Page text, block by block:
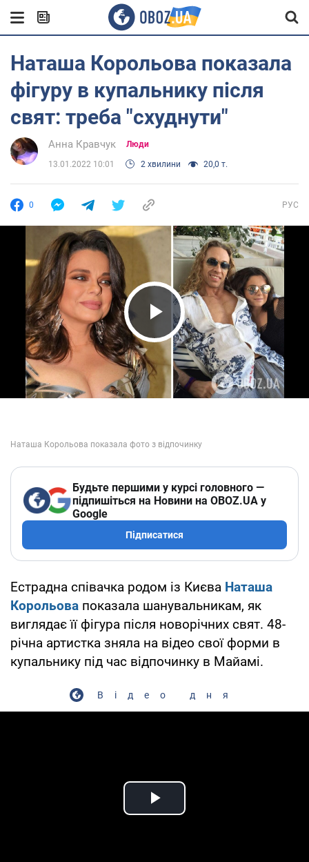
Наташа Корольова показала
фігуру в купальнику після
свят: треба "схуднути"
Анна Кравчук Люди
13.01.2022 10:01 2 хвилини 20,0 т.
0 РУС
Play Video
Будьте першими у курсі головного —
підпишіться на Новини на OBOZ.UA у
Google
Підписатися
Естрадна співачка родом із Києва Наташа
Корольова показала шанувальникам, як
виглядає її фігура після новорічних свят. 48-
річна артистка зняла на відео свої форми в
купальнику під час відпочинку в Майамі.
Відео дня
Play Video